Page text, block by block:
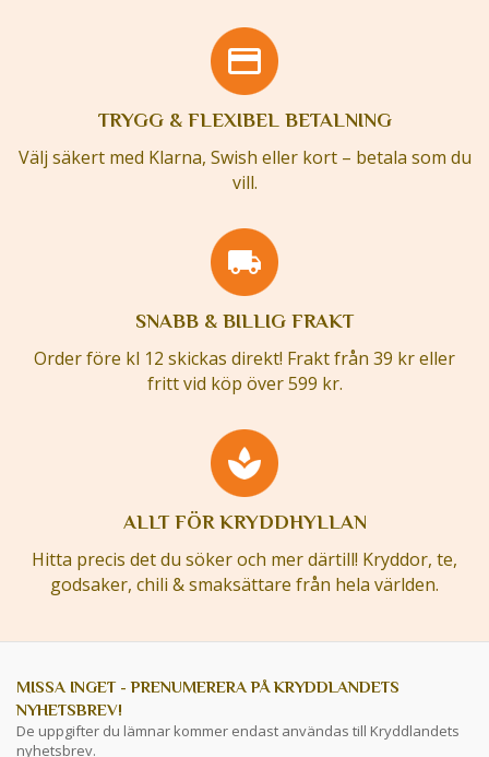
TRYGG & FLEXIBEL BETALNING
Välj säkert med Klarna, Swish eller kort – betala som du
vill.
SNABB & BILLIG FRAKT
Order före kl 12 skickas direkt! Frakt från 39 kr eller
fritt vid köp över 599 kr.
ALLT FÖR KRYDDHYLLAN
Hitta precis det du söker och mer därtill! Kryddor, te,
godsaker, chili & smaksättare från hela världen.
MISSA INGET - PRENUMERERA PÅ KRYDDLANDETS
NYHETSBREV!
De uppgifter du lämnar kommer endast användas till Kryddlandets
nyhetsbrev.